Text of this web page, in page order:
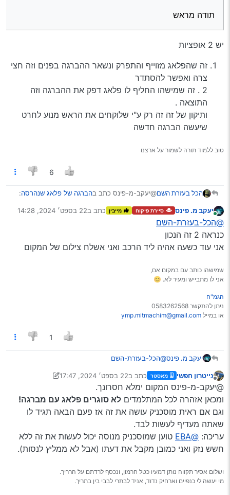
תודה מראש
יש 2 אופציות
זה שהפלאג מזוייף והתפרק ונשאר ההברגה בפנים וזה חצי
צרה ואפשר להסתדר
2 . זה שמישהו החליף לו פלאג דפק את ההברגה וזה
התוצאה .
ותיקון של זה זה רק ע"י שלוקחים את הראש מנוע לחרט
שיעשה הברגה חדשה
טוב ללמוד תורה לשמור על ארצנו
6
הכל בעזרת השם@יעקב-מ-פינס כתב בהברגה של פלאג שנהרסה:
מישהו שמע על כזה דבר
מחובר
יעקב מ. פינס סיירת פיקוח מייבין כתב ב22 בספט׳ 2024, 14:28
נערך לאחרונה על ידי
@הכל-בעזרת-השם
כנראה 2 זה הנכון
אני עוד כשעה אהיה ליד הרכב ואני אשלח צילום של המקום
שמישהו כותב עם במקום אם,
אני לו מתבייש ומעיר לא. 😊
הגמ"ח
ניתן להתקשר 0583262568
או במייל ymp.mitmachim@gmail.com
1
יעקב מ. פינס@הכל-בעזרת-השם
אני עוד כשעה אהיה ליד הרכב ואני אשלח צילום של
המקום
מנותק
נייטרון חפשי מאסטר כתב ב22 בספט׳ 2024, 17:47
נערך לאחרונה על ידי נייטרון חפשי
@יעקב-מ-פינס המקום ימלא חסרונך.
ומכאן אזהרה לכל המתלמדים לא סוגרים פלאג עם מברגה!
וגם אם ראית מוסכניק עושה את זה אז פעם הבאה תגיד לו
שאתה מעדיף לעשות לבד.
עריכה: @EBA
טוען שמוסכניק מנוסה יכול לעשות את זה ללא
חשש נזק ואני כמובן מקבל את דעתו (אבל לא ממליץ לנסות).
ושלום אסיר תקווה נותן דמעיו כטל חרמון, ונכסף לרדתם על הרריך.
מי יעשה לי כנפיים וארחיק נדוד, אניד לבתרי לבבי בין בתריך.